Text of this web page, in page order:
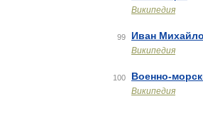
Википедия
99 Иван
Википедия
100 Военно-
Википедия